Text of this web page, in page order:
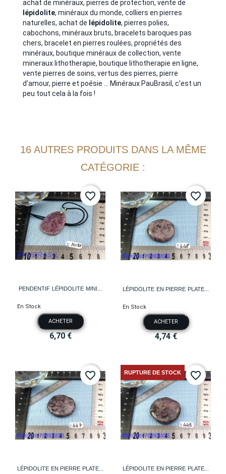
achat de minéraux, pierres de protection, vente de
lépidolite, minéraux du monde, colliers en pierres
naturelles, achat de lépidolite, pierres polies,
cabochons, minéraux bruts, bracelets baroques pas
chers, bracelet en pierres roulées, propriétés des
minéraux, boutique minéraux de collection, vente
mineraux lithotherapie, boutique lithotherapie en ligne,
vente pierres de soins, vertus des pierres, pierre
d'amour, pierre et poésie ... Minéraux PauBrasil, c'est un
peu tout cela à la fois !
16 AUTRES PRODUITS DANS LA MÊME
CATÉGORIE :
PENDENTIF LÉPIDOLITE MINI...
En Stock
ACHETER
6,70 €
favorite_border
LÉPIDOLITE EN PIERRE PLATE...
En Stock
ACHETER
4,74 €
favorite_border
LÉPIDOLITE EN PIERRE PLATE...
favorite_border
LÉPIDOLITE EN PIERRE PLATE...
RUPTURE DE STOCK favorite_border